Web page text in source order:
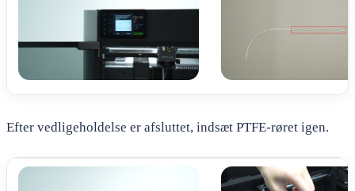
Efter vedligeholdelse er afsluttet, indsæt PTFE-røret igen.